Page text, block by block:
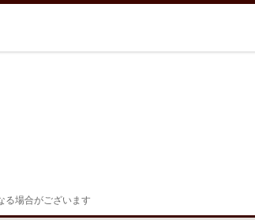
る場合がございます